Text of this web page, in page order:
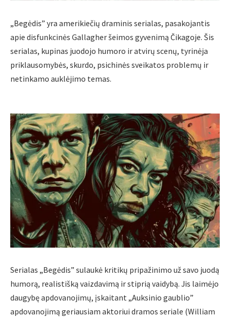
„Begėdis” yra amerikiečių draminis serialas, pasakojantis
apie disfunkcinės Gallagher šeimos gyvenimą Čikagoje. Šis
serialas, kupinas juodojo humoro ir atvirų scenų, tyrinėja
priklausomybės, skurdo, psichinės sveikatos problemų ir
netinkamo auklėjimo temas.
Serialas „Begėdis” sulaukė kritikų pripažinimo už savo juodą
humorą, realistišką vaizdavimą ir stiprią vaidybą. Jis laimėjo
daugybę apdovanojimų, įskaitant „Auksinio gaublio”
apdovanojimą geriausiam aktoriui dramos seriale (William